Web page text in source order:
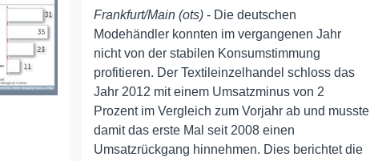
Frankfurt/Main (ots)- Die deutschen
Modehändler konnten im vergangenen Jahr
nicht von der stabilen Konsumstimmung
profitieren. Der Textileinzelhandel schloss das
Jahr 2012 mit einem Umsatzminus von 2
Prozent im Vergleich zum Vorjahr ab und musste
damit das erste Mal seit 2008 einen
Umsatzrückgang hinnehmen. Dies berichtet die